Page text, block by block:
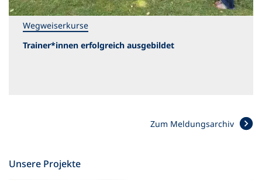
Wegweiserkurse
Trainer*innen erfolgreich ausgebildet
Zum Meldungsarchiv
Unsere Projekte